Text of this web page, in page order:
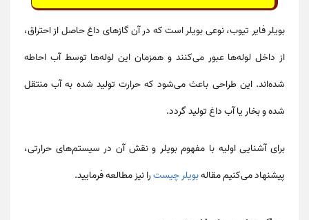
بویلر فایر تیوب، نوعی بویلر است که در آن گازهای داغ حاصل از احتراق،
از داخل لوله‌ها عبور می‌کنند و همزمان این لوله‌ها توسط آب احاطه
شده‌اند. این طراحی باعث می‌شود که حرارت تولید شده به آب منتقل
شده و بخار یا آب داغ تولید گردد.
برای آشنایی اولیه با مفهوم بویلر و نقش آن در سیستم‌های حرارتی،
پیشنهاد می‌کنیم مقالهبویلر چیسترا نیز مطالعه فرمایید.